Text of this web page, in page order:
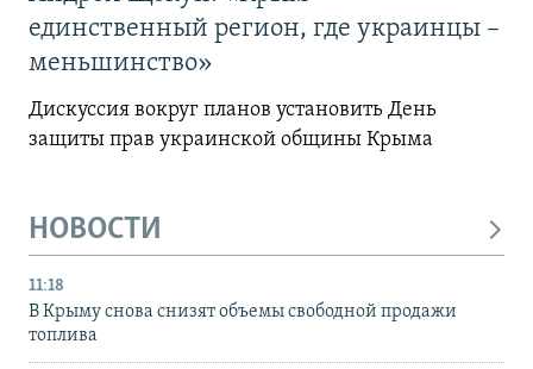
единственный регион, где украинцы –
меньшинство»
Дискуссия вокруг планов установить День
защиты прав украинской общины Крыма
НОВОСТИ
11:18
В Крыму снова снизят объемы свободной продажи
топлива